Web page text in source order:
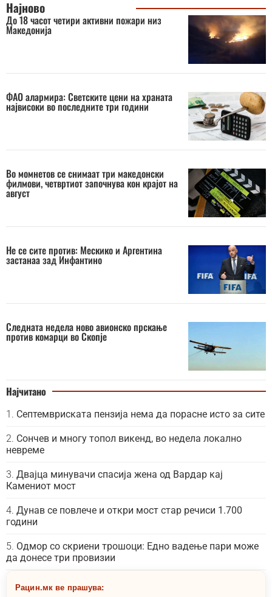
Најново
До 18 часот четири активни пожари низ
Македонија
ФАО алармира: Светските цени на храната
највисоки во последните три години
Во момнетов се снимаат три македонски
филмови, четвртиот започнува кон крајот на
август
Не се сите против: Мескико и Аргентина
застанаа зад Инфантино
Следната недела ново авионско прскање
против комарци во Скопје
Најчитано
Септемвриската пензија нема да порасне исто за сите
Сончев и многу топол викенд, во недела локално
невреме
Двајца минувачи спасија жена од Вардар кај
Камениот мост
Дунав се повлече и откри мост стар речиси 1.700
години
Одмор со скриени трошоци: Едно вадење пари може
да донесе три провизии
Рацин.мк ве прашува: